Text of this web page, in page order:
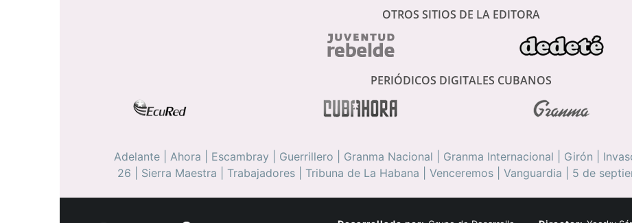
OTROS SITIOS DE LA EDITORA
PERIÓDICOS DIGITALES CUBANOS
Adelante Ahora Escambray Guerrillero Granma Nacional Granma Internacional Girón
26
Sierra Maestra Trabajadores| Tribuna de La Habana Venceremos| Vanguardia 5 de